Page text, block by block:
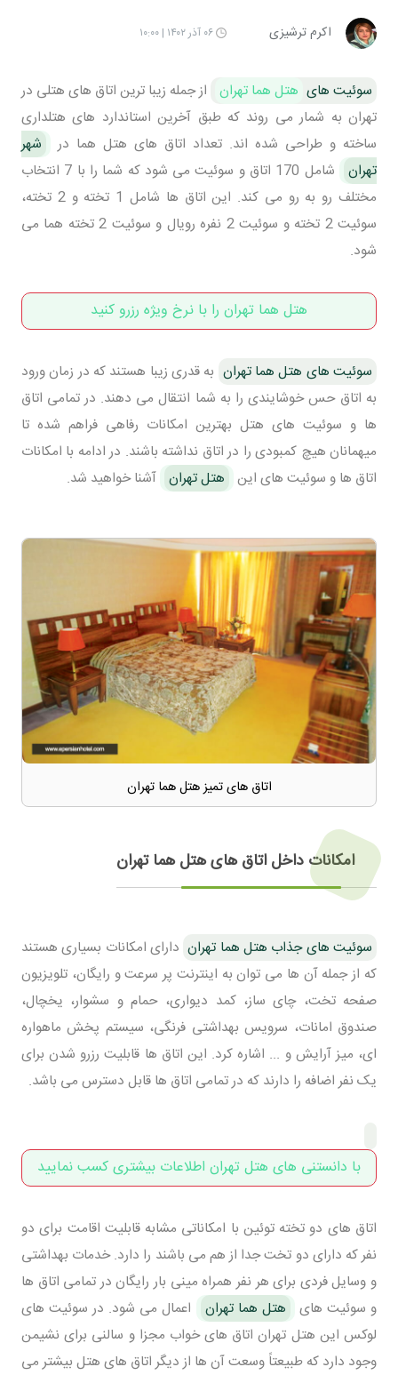
اکرم ترشیزی ۰۶ آذر ۱۴۰۲ | ۱۰:۰۰
سوئیت های هتل هما تهران از جمله زیبا ترین اتاق های هتلی در
تهران به شمار می روند که طبق آخرین استاندارد های هتلداری
ساخته و طراحی شده اند. تعداد اتاق های هتل هما در
شهر
تهران
شامل 170 اتاق و سوئیت می شود که شما را با 7 انتخاب
مختلف رو به رو می کند. این اتاق ها شامل 1 تخته و 2 تخته،
سوئیت 2 تخته و سوئیت 2 نفره رویال و سوئیت 2 تخته هما می
شود.
هتل هما تهران را با نرخ ویژه رزرو کنید
سوئیت های هتل هما تهران به قدری زیبا هستند که در زمان ورود
به اتاق حس خوشایندی را به شما انتقال می دهند. در تمامی اتاق
ها و سوئیت های هتل بهترین امکانات رفاهی فراهم شده تا
میهمانان هیچ کمبودی را در اتاق نداشته باشند. در ادامه با امکانات
اتاق ها و سوئیت های این هتل تهران آشنا خواهید شد.
اتاق های تمیز هتل هما تهران
امکانات داخل اتاق های هتل هما تهران
سوئیت های جذاب هتل هما تهران دارای امکانات بسیاری هستند
که از جمله آن ها می توان به اینترنت پر سرعت و رایگان، تلویزیون
صفحه تخت، چای ساز، کمد دیواری، حمام و سشوار، یخچال،
صندوق امانات، سرویس بهداشتی فرنگی، سیستم پخش ماهواره
ای، میز آرایش و ... اشاره کرد. این اتاق ها قابلیت رزرو شدن برای
یک نفر اضافه را دارند که در تمامی اتاق ها قابل دسترس می باشد.
با دانستنی های هتل تهران اطلاعات بیشتری کسب نمایید
اتاق های دو تخته توئین با امکاناتی مشابه قابلیت اقامت برای دو
نفر که دارای دو تخت جدا از هم می باشند را دارد. خدمات بهداشتی
و وسایل فردی برای هر نفر همراه مینی بار رایگان در تمامی اتاق ها
و سوئیت های
هتل هما تهران
اعمال می شود. در سوئیت های
لوکس این هتل تهران اتاق های خواب مجزا و سالنی برای نشیمن
وجود دارد که طبیعتاً وسعت آن ها از دیگر اتاق های هتل بیشتر می